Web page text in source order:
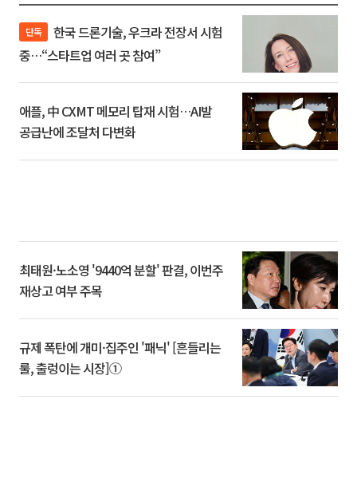
단독
중…“스타트업 여러 곳 참여”
애플, 中 CXMT 메모리 탑재 시험…AI발
공급난에 조달처 다변화
최태원·노소영 '9440억 분할' 판결, 이번주
재상고 여부 주목
규제 폭탄에 개미·집주인 '패닉' [흔들리는
룰, 출렁이는 시장]①